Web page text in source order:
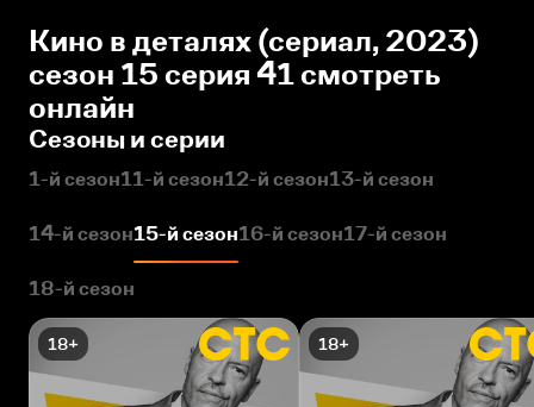
Кино в деталях (сериал, 2023)
сезон 15 серия 41 смотреть
онлайн
Сезоны и серии
1-й сезон11-й сезон12-й сезон13-й сезон
14-й сезон15-й сезон16-й сезон17-й сезон
18-й сезон
18+ 18+